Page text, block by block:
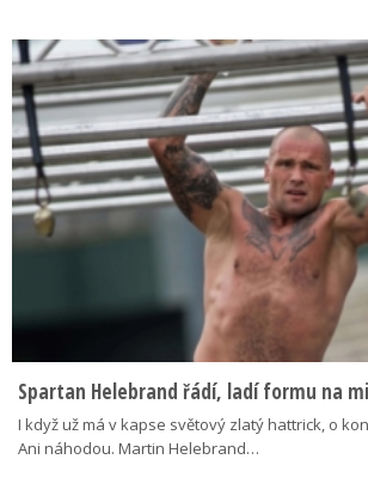
Spartan Helebrand řádí, ladí formu na
I když už má v kapse světový zlatý hattrick, o
Ani náhodou. Martin Helebrand…